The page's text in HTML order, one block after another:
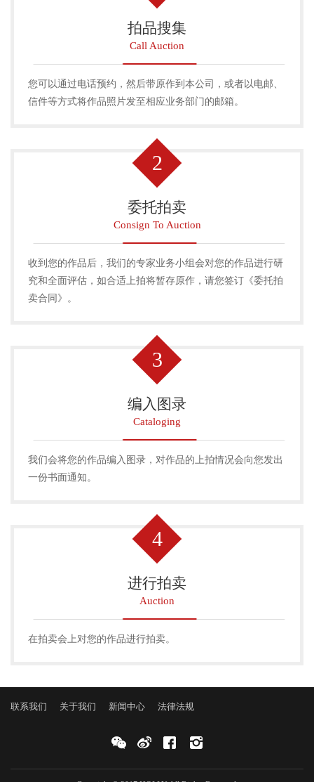
拍品搜集
Call Auction
您可以通过电话预约，然后带原作到本公司，或者以电邮、
信件等方式将作品照片发至相应业务部门的邮箱。
2
委托拍卖
Consign To Auction
收到您的作品后，我们的专家业务小组会对您的作品进行研
究和全面评估，如合适上拍将暂存原作，请您签订《委托拍
卖合同》。
3
编入图录
Cataloging
我们会将您的作品编入图录，对作品的上拍情况会向您发出
一份书面通知。
4
进行拍卖
Auction
在拍卖会上对您的作品进行拍卖。
联系我们 关于我们 新闻中心 法律法规